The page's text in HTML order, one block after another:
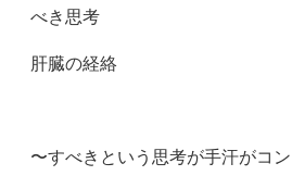
べき思考
肝臓の経絡
〜すべきという思考が手汗がコ